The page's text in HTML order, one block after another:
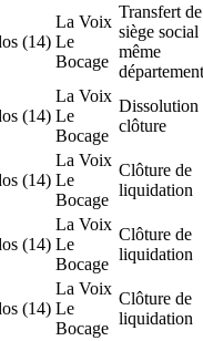
(14)
La Voix
Le
Bocage
Transfert de
siège social
même
département
(14)
La Voix
Le
Bocage
Dissolution
clôture
(14)
La Voix
Le
Bocage
Clôture de
liquidation
(14)
La Voix
Le
Bocage
Clôture de
liquidation
(14)
La Voix
Le
Bocage
Clôture de
liquidation